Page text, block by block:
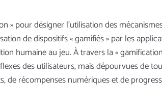
» pour désigner l’utilisation des
de dispositifs « gamifiés » par les
humaine au jeu. À travers la «
des utilisateurs, mais dépourvues de
de récompenses numériques et de